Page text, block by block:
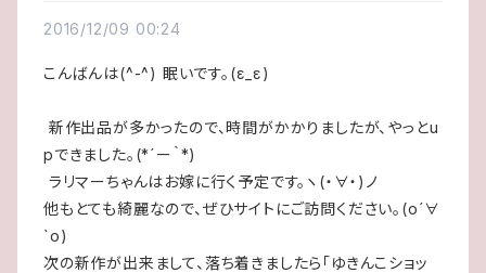
2016/12/09 00:24
こんばんは(^-^) 眠いです。(ε_ε)
新作出品が多かったので、時間がかかりましたが、やっとu
pできました。(*´ー｀*)
ラリマーちゃんはお嫁に行く予定です。ヽ(・∀・)ノ
他もとても綺麗なので、ぜひサイトにご訪問ください。(о´∀
`о)
次の新作が出来まして、落ち着きましたら｢ゆきんこショッ